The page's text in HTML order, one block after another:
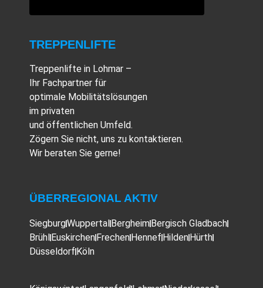
TREPPENLIFTE
Treppenlifte in Lohmar –
Ihr Fachpartner für
optimale Mobilitätslösungen
im privaten
und öffentlichen Umfeld.
Zögern Sie nicht, uns zu kontaktieren.
Wir beraten Sie gerne!
ÜBERREGIONAL AKTIV
SiegburgWuppertalBergheimBergisch Gladbach
BrühlEuskirchenFrechenHennef HildenHürth
Düsseldorf Köln